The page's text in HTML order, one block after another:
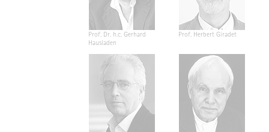
Prof. Dr. h.c. Gerhard
Hausladen
Prof. Herbert Giradet